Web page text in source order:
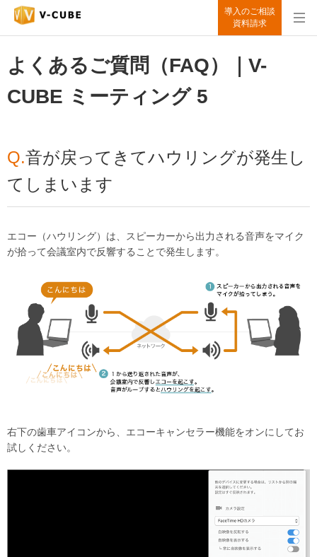
導入のご相談
資料請求
よくあるご質問（FAQ）｜V-
CUBE ミーティング 5
Q.音が戻ってきてハウリングが発生し
てしまいます
エコー（ハウリング）は、スピーカーから出力される音声をマイク
が拾って会議室内で反響することで発生します。
右下の歯車アイコンから、エコーキャンセラー機能をオンにしてお
試しください。